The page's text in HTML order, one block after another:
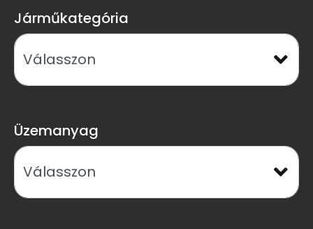
Járműkategória
Üzemanyag